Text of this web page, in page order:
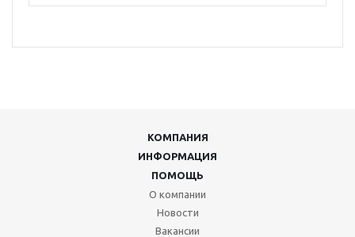
КОМПАНИЯ
ИНФОРМАЦИЯ
ПОМОЩЬ
О компании
Новости
Вакансии